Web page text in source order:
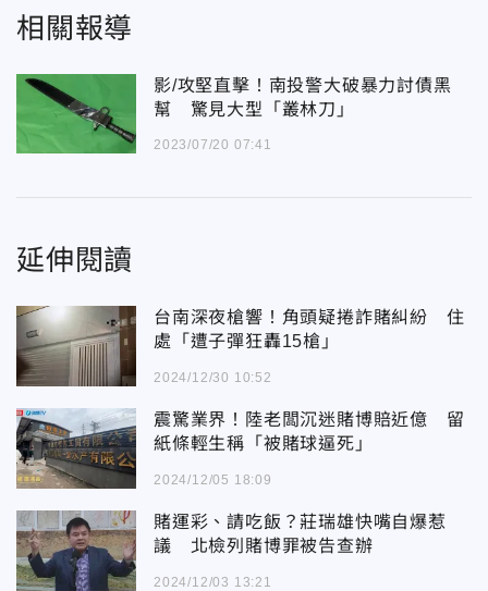
相關報導
影/攻堅直擊！南投警大破暴力討債黑
幫 驚見大型「叢林刀」
2023/07/20 07:41
延伸閱讀
台南深夜槍響！角頭疑捲詐賭糾紛 住
處「遭子彈狂轟15槍」
2024/12/30 10:52
震驚業界！陸老闆沉迷賭博賠近億 留
紙條輕生稱「被賭球逼死」
2024/12/05 18:09
賭運彩、請吃飯？莊瑞雄快嘴自爆惹
議 北檢列賭博罪被告查辦
2024/12/03 13:21